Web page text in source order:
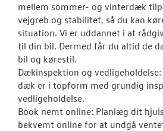
mellem sommer- og vinterdæk
vejgreb og stabilitet, så du kan
situation. Vi er uddannet i at
til din bil. Dermed får du altid de
bil og kørestil.
Dækinspektion og
dæk er i topform med grundig
vedligeholdelse.
Book nemt online: Planlæg dit
bekvemt online for at undgå